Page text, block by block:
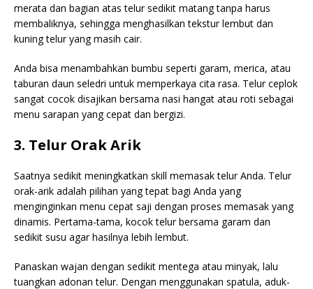
merata dan bagian atas telur sedikit matang tanpa harus
membaliknya, sehingga menghasilkan tekstur lembut dan
kuning telur yang masih cair.
Anda bisa menambahkan bumbu seperti garam, merica, atau
taburan daun seledri untuk memperkaya cita rasa. Telur ceplok
sangat cocok disajikan bersama nasi hangat atau roti sebagai
menu sarapan yang cepat dan bergizi.
3. Telur Orak Arik
Saatnya sedikit meningkatkan skill memasak telur Anda. Telur
orak-arik adalah pilihan yang tepat bagi Anda yang
menginginkan menu cepat saji dengan proses memasak yang
dinamis. Pertama-tama, kocok telur bersama garam dan
sedikit susu agar hasilnya lebih lembut.
Panaskan wajan dengan sedikit mentega atau minyak, lalu
tuangkan adonan telur. Dengan menggunakan spatula, aduk-